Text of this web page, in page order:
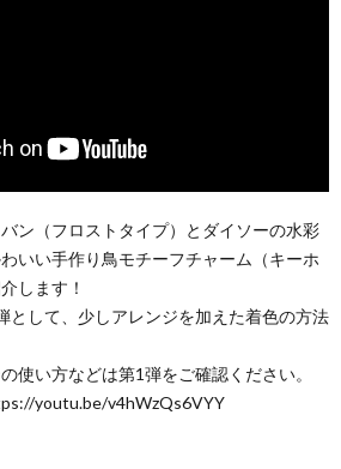
ン（フロストタイプ）とダイソーの水彩
いい手作り鳥モチーフチャーム（キーホ
します！
として、少しアレンジを加えた着色の方法
使い方などは第1弾をご確認ください。
youtu.be/v4hWzQs6VYY